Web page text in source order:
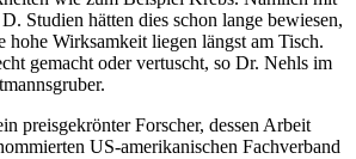
Studien hätten dies schon lange bewiesen,
hohe Wirksamkeit liegen längst am Tisch.
gemacht oder vertuscht, so Dr. Nehls im
preisgekrönter Forscher, dessen Arbeit
US-amerikanischen Fachverband